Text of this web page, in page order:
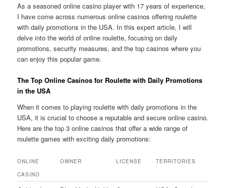
As a seasoned online casino player with 17 years of experience,
I have come across numerous online casinos offering roulette
with daily promotions in the USA. In this expert article, I will
delve into the world of online roulette, focusing on daily
promotions, security measures, and the top casinos where you
can enjoy this popular game.
The Top Online Casinos for Roulette with Daily Promotions
in the USA
When it comes to playing roulette with daily promotions in the
USA, it is crucial to choose a reputable and secure online casino.
Here are the top 3 online casinos that offer a wide range of
roulette games with exciting daily promotions:
ONLINE
CASINO
OWNER LICENSE TERRITORIES